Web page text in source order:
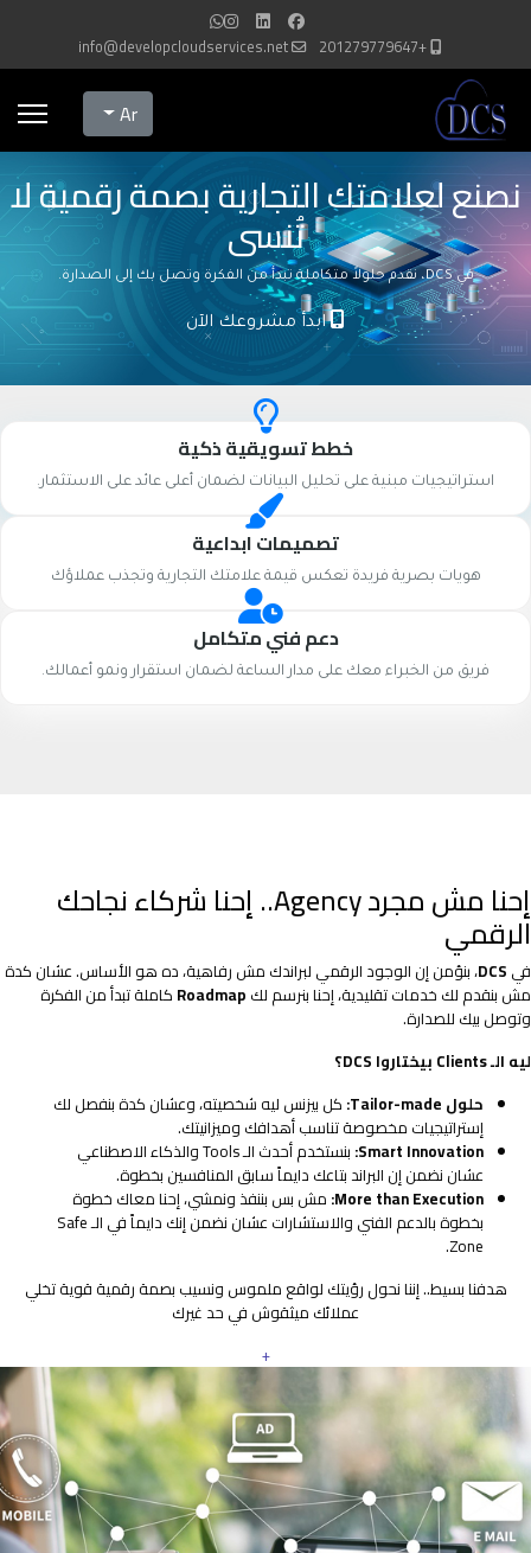
+201279779647
info@developcloudservices.net
Select your language
Ar
نصنع لعلامتك التجارية بصمة رقمية لا
تُنسى
في DCS، نقدم حلولاً متكاملة تبدأ من الفكرة وتصل بك إلى الصدارة.
ابدأ مشروعك الآن
خطط تسويقية ذكية
استراتيجيات مبنية على تحليل البيانات لضمان أعلى عائد على الاستثمار.
تصميمات ابداعية
هويات بصرية فريدة تعكس قيمة علامتك التجارية وتجذب عملاؤك
دعم فني متكامل
فريق من الخبراء معك على مدار الساعة لضمان استقرار ونمو أعمالك.
إحنا مش مجرد Agency.. إحنا شركاء نجاحك
الرقمي
في DCS، بنؤمن إن الوجود الرقمي لبراندك مش رفاهية، ده هو الأساس. عشان كدة
مش بنقدم لك خدمات تقليدية، إحنا بنرسم لك Roadmap كاملة تبدأ من الفكرة
وتوصل بيك للصدارة.
ليه الـ Clients بيختاروا DCS؟
حلول Tailor-made:
كل بيزنس ليه شخصيته، وعشان كدة بنفصل لك
إستراتيجيات مخصوصة تناسب أهدافك وميزانيتك.
Smart Innovation:
بنستخدم أحدث الـ Tools والذكاء الاصطناعي
عشان نضمن إن البراند بتاعك دايماً سابق المنافسين بخطوة.
More than Execution: مش بس بننفذ ونمشي، إحنا معاك خطوة
بخطوة بالدعم الفني والاستشارات عشان نضمن إنك دايماً في الـ Safe
Zone.
هدفنا بسيط.. إننا نحول رؤيتك لواقع ملموس ونسيب بصمة رقمية قوية تخلي
عملائك ميثقوش في حد غيرك
+